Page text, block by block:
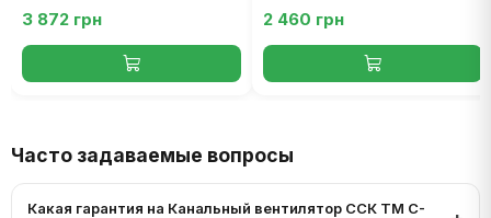
3 872 грн 2 460 грн
Часто задаваемые вопросы
Какая гарантия на Канальный вентилятор ССК ТМ C-